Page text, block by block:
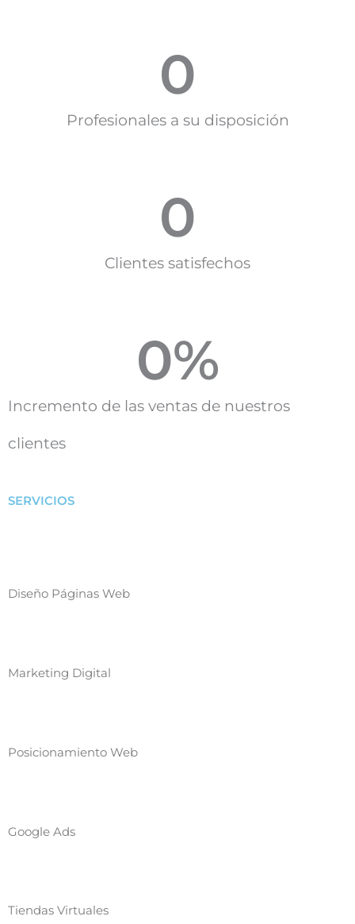
Profesionales a su disposición
0
Clientes satisfechos
0
Incremento de las ventas de nuestros
clientes
0%
SERVICIOS
Diseño Páginas Web
Marketing Digital
Posicionamiento Web
Google Ads
Tiendas Virtuales